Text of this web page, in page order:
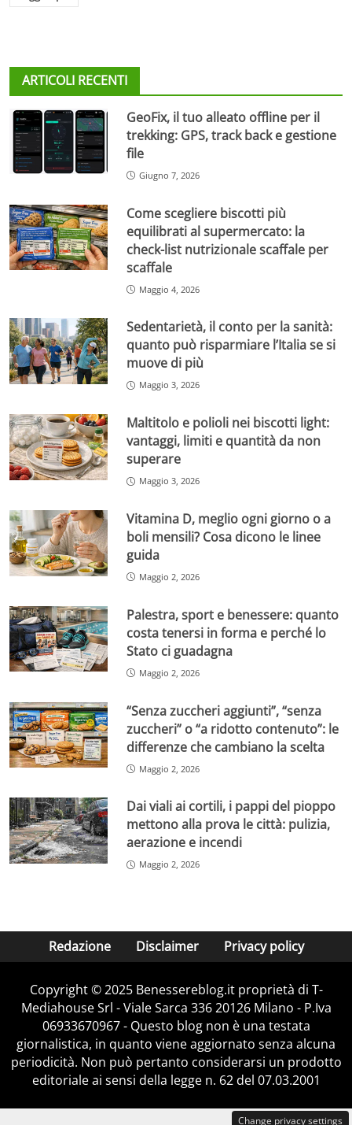
ARTICOLI RECENTI
GeoFix, il tuo alleato offline per il
trekking: GPS, track back e gestione
file
Giugno 7, 2026
Come scegliere biscotti più
equilibrati al supermercato: la
check-list nutrizionale scaffale per
scaffale
Maggio 4, 2026
Sedentarietà, il conto per la sanità:
quanto può risparmiare l’Italia se si
muove di più
Maggio 3, 2026
Maltitolo e polioli nei biscotti light:
vantaggi, limiti e quantità da non
superare
Maggio 3, 2026
Vitamina D, meglio ogni giorno o a
boli mensili? Cosa dicono le linee
guida
Maggio 2, 2026
Palestra, sport e benessere: quanto
costa tenersi in forma e perché lo
Stato ci guadagna
Maggio 2, 2026
“Senza zuccheri aggiunti”, “senza
zuccheri” o “a ridotto contenuto”: le
differenze che cambiano la scelta
Maggio 2, 2026
Dai viali ai cortili, i pappi del pioppo
mettono alla prova le città: pulizia,
aerazione e incendi
Maggio 2, 2026
Redazione Disclaimer Privacy policy
Copyright © 2025 Benessereblog.it proprietà di T-
Mediahouse Srl - Viale Sarca 336 20126 Milano - P.Iva
06933670967 - Questo blog non è una testata
giornalistica, in quanto viene aggiornato senza alcuna
periodicità. Non può pertanto considerarsi un prodotto
editoriale ai sensi della legge n. 62 del 07.03.2001
Change privacy settings